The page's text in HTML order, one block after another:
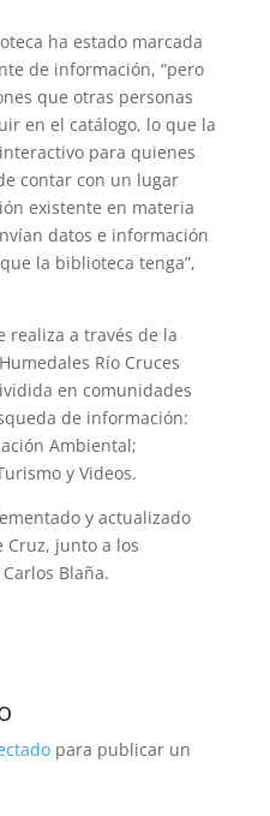
ha estado marcada
de información, “pero
que otras personas
en el catálogo, lo que la
para quienes
contar con un lugar
existente en materia
datos e información
la biblioteca tenga”,
realiza a través de la
Río Cruces
en comunidades
de información:
Ambiental;
y Videos.
y actualizado
Cruz, junto a los
Blaña.
para publicar un